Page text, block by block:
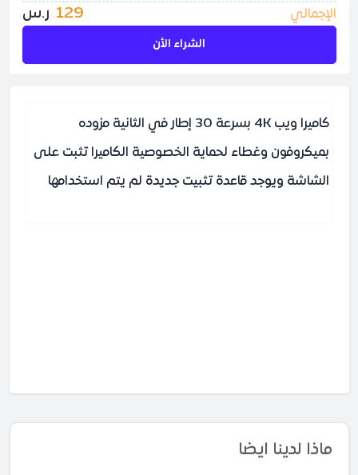
الإجمالي 129 ر.س
الشراء الأن
كاميرا ويب 4K بسرعة 30 إطار في الثانية مزوده
بميكروفون وغطاء لحماية الخصوصية الكاميرا تثبت على
الشاشة ويوجد قاعدة تثبيت جديدة لم يتم استخدامها
ماذا لدينا ايضا